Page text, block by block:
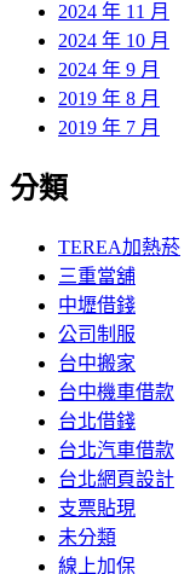
2024 年 11 月
2024 年 10 月
2024 年 9 月
2019 年 8 月
2019 年 7 月
分類
TEREA加熱菸
三重當舖
中壢借錢
公司制服
台中搬家
台中機車借款
台北借錢
台北汽車借款
台北網頁設計
支票貼現
未分類
線上加保